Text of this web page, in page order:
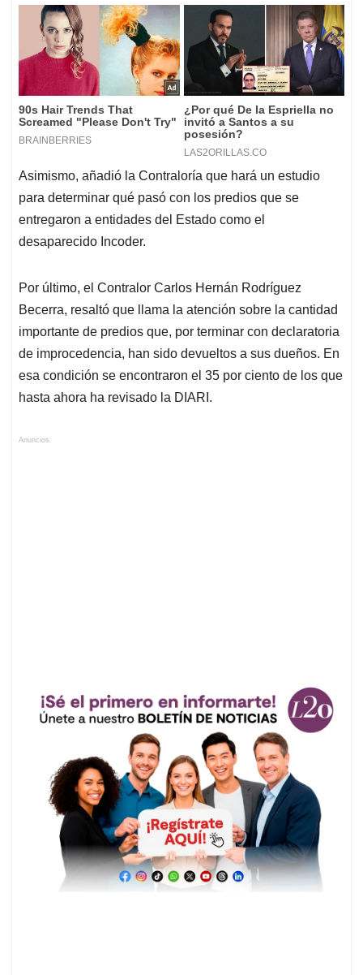
Asimismo, añadió la Contraloría que hará un estudio
para determinar qué pasó con los predios que se
entregaron a entidades del Estado como el
desaparecido Incoder.
Por último, el Contralor Carlos Hernán Rodríguez
Becerra, resaltó que llama la atención sobre la cantidad
importante de predios que, por terminar con declaratoria
de improcedencia, han sido devueltos a sus dueños. En
esa condición se encontraron el 35 por ciento de los que
hasta ahora ha revisado la DIARI.
Anuncios.